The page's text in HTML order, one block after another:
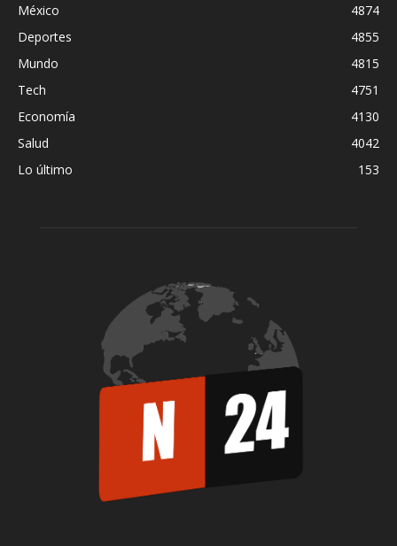
México
4874
Deportes
4855
Mundo
4815
Tech
4751
Economía
4130
Salud
4042
Lo último
153